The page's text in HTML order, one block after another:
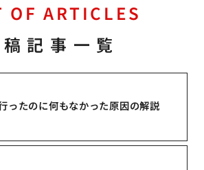
OF ARTICLES
記事一覧
ったのに何もなかった原因の解説